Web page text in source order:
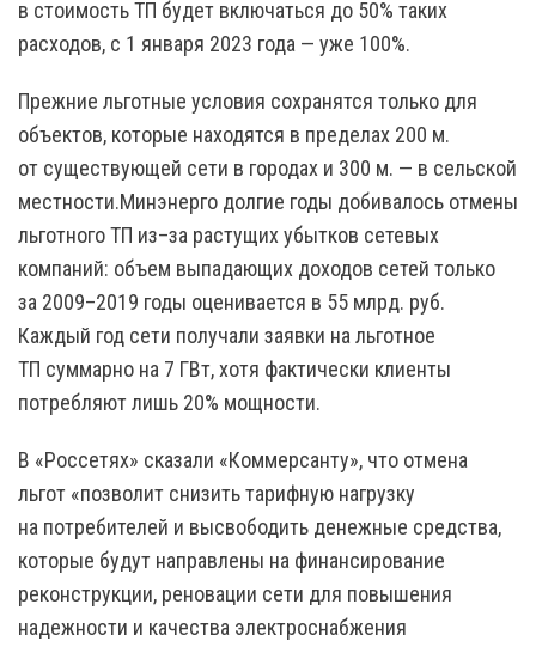
в стоимость ТП будет включаться до 50% таких
расходов, с 1 января 2023 года — уже 100%.
Прежние льготные условия сохранятся только для
объектов, которые находятся в пределах 200 м.
от существующей сети в городах и 300 м. — в сельской
местности.Минэнерго долгие годы добивалось отмены
льготного ТП из–за растущих убытков сетевых
компаний: объем выпадающих доходов сетей только
за 2009–2019 годы оценивается в 55 млрд. руб.
Каждый год сети получали заявки на льготное
ТП суммарно на 7 ГВт, хотя фактически клиенты
потребляют лишь 20% мощности.
В «Россетях» сказали «Коммерсанту», что отмена
льгот «позволит снизить тарифную нагрузку
на потребителей и высвободить денежные средства,
которые будут направлены на финансирование
реконструкции, реновации сети для повышения
надежности и качества электроснабжения